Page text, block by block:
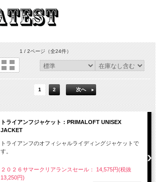
1 / 2ページ（全24件）
1 2 次へ
トライアンフジャケット：PRIMALOFT UNISEX
JACKET
トライアンフのオフィシャルライディングジャケットで
す。
２０２６サマークリアランスセール： 14,575円(税抜
13,250円)